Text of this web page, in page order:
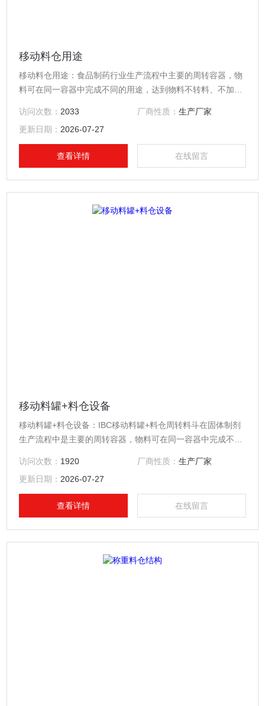
移动料仓用途
移动料仓用途：食品制药行业生产流程中主要的周转容器，物
料可在同一容器中完成不同的用途，达到物料不转料、不加料
GMP的要求.
访问次数： 2033 厂商性质： 生产厂家
更新日期： 2026-07-27
查看详情 在线留言
移动料罐+料仓设备
移动料罐+料仓设备：IBC移动料罐+料仓周转料斗在固体制剂
生产流程中是主要的周转容器，物料可在同一容器中完成不同
粉尘与交叉污染。*符合药品生产的GMP的要求.
访问次数： 1920 厂商性质： 生产厂家
更新日期： 2026-07-27
查看详情 在线留言